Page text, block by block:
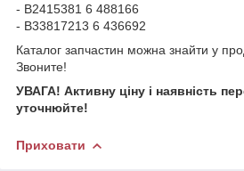
- В2415381 6 488166
- В33817213 6 436692
Каталог запчастин можна знайти у
Звоните!
УВАГА! Активну ціну і наявність
уточнюйте!
Приховати